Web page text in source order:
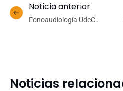
Noticia anterior
Fonoaudiología UdeC
Noticias